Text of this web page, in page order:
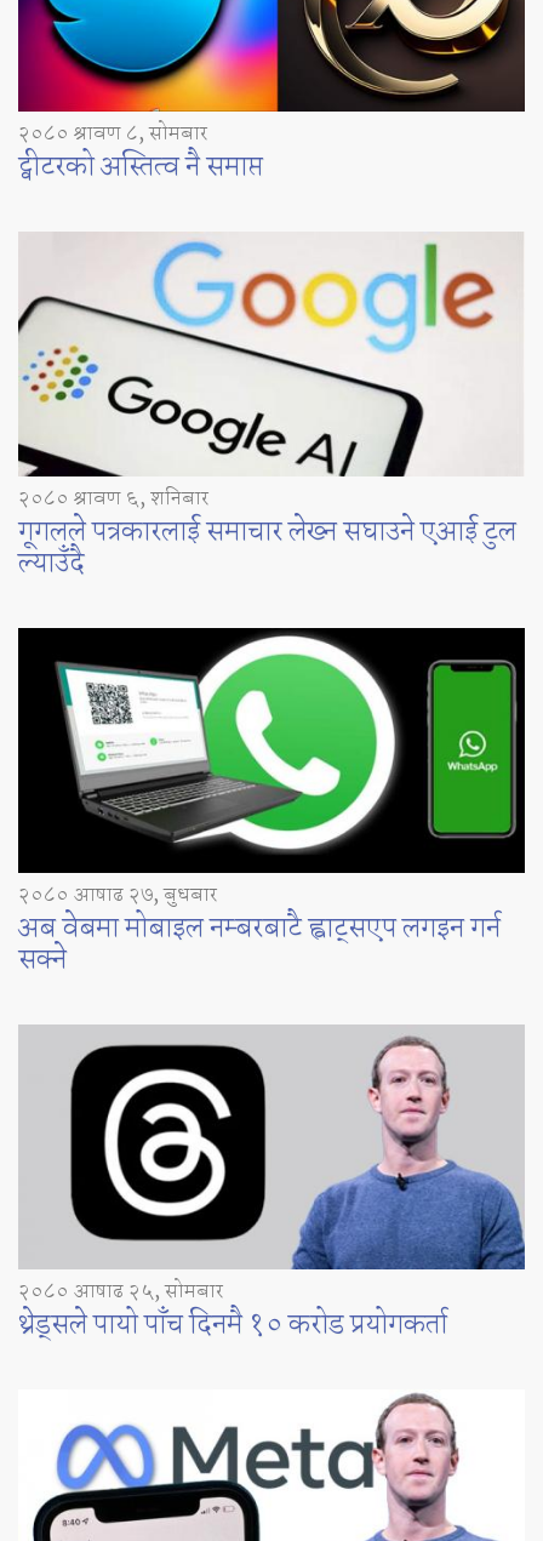
२०८० श्रावण ८, सोमबार
ट्वीटरको अस्तित्व नै समाप्त
२०८० श्रावण ६, शनिबार
गूगलले पत्रकारलाई समाचार लेख्न सघाउने एआई टुल
ल्याउँदै
२०८० आषाढ २७, बुधबार
अब वेबमा मोबाइल नम्बरबाटै ह्वाट्सएप लगइन गर्न
सक्ने
२०८० आषाढ २५, सोमबार
थ्रेड्सले पायो पाँच दिनमै १० करोड प्रयोगकर्ता